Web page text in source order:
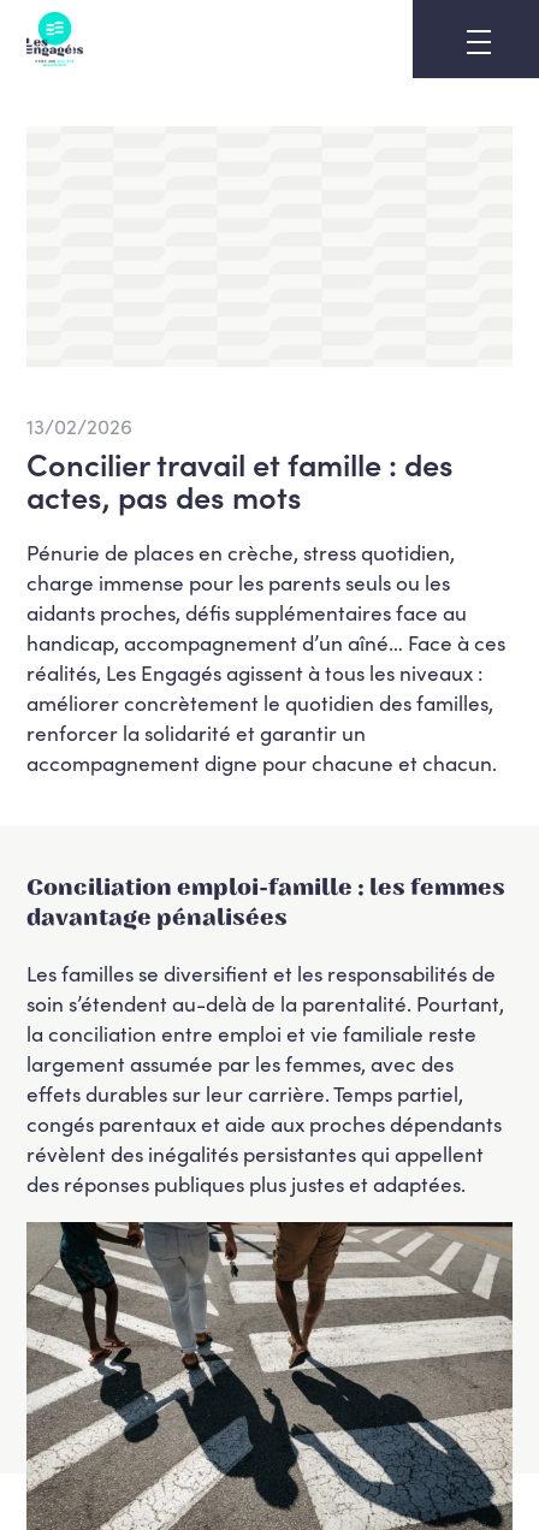
content
13/02/2026
Concilier travail et famille : des
actes, pas des mots
Pénurie de places en crèche, stress quotidien,
charge immense pour les parents seuls ou les
aidants proches, défis supplémentaires face au
handicap, accompagnement d’un aîné… Face à ces
réalités, Les Engagés agissent à tous les niveaux :
améliorer concrètement le quotidien des familles,
renforcer la solidarité et garantir un
accompagnement digne pour chacune et chacun.
Conciliation emploi-famille : les femmes
davantage pénalisées
Les familles se diversifient et les responsabilités de
soin s’étendent au-delà de la parentalité. Pourtant,
la conciliation entre emploi et vie familiale reste
largement assumée par les femmes, avec des
effets durables sur leur carrière. Temps partiel,
congés parentaux et aide aux proches dépendants
révèlent des inégalités persistantes qui appellent
des réponses publiques plus justes et adaptées.